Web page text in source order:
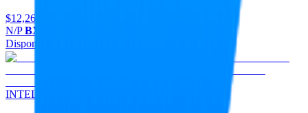
$12,260
N/PBX80768285K
Disponible
INTEL